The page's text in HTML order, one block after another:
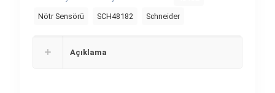
Nötr Sensörü SCH48182 Schneider
Açıklama